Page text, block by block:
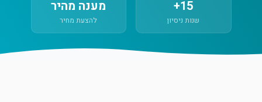
15+
שנות ניסיון
מענה מהיר
להצעת מחיר